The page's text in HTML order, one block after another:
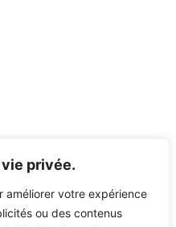
privée.
améliorer votre expérience
ou des contenus